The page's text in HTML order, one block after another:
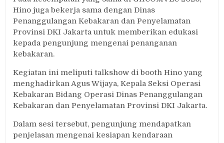
Hino juga bekerja sama dengan Dinas
Penanggulangan Kebakaran dan Penyelamatan
Provinsi DKI Jakarta untuk memberikan edukasi
kepada pengunjung mengenai penanganan
kebakaran.
Kegiatan ini meliputi talkshow di booth Hino yang
menghadirkan Agus Wijaya, Kepala Seksi Operasi
Kebakaran Bidang Operasi Dinas Penanggulangan
Kebakaran dan Penyelamatan Provinsi DKI Jakarta.
Dalam sesi tersebut, pengunjung mendapatkan
penjelasan mengenai kesiapan kendaraan